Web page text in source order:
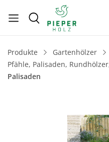
Produkte
Gartenhölzer
Pfähle, Palisaden,
Palisaden
Bildergalerie überspringen